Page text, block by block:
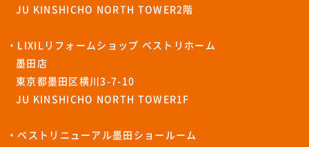
JU KINSHICHO NORTH TOWER2階
・LIXILリフォームショップ ベストリホーム
墨田店
東京都墨田区横川3-7-10
JU KINSHICHO NORTH TOWER1F
・ベストリニューアル墨田ショールーム